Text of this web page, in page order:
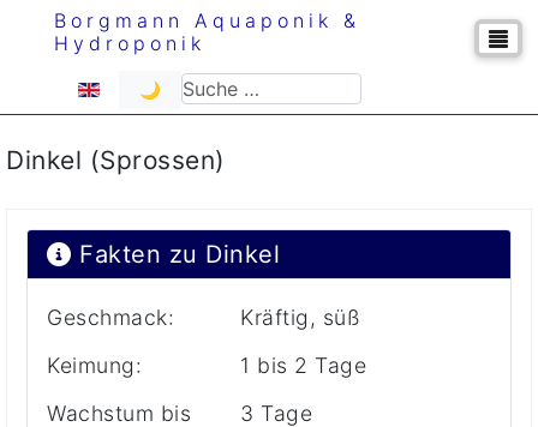
Borgmann Aquaponik &
Hydroponik
Sprache auswählen
🌙 Suchen
Dinkel (Sprossen)
Fakten zu Dinkel
Geschmack:
Kräftig, süß
Keimung:
1 bis 2 Tage
Wachstum bis
3 Tage